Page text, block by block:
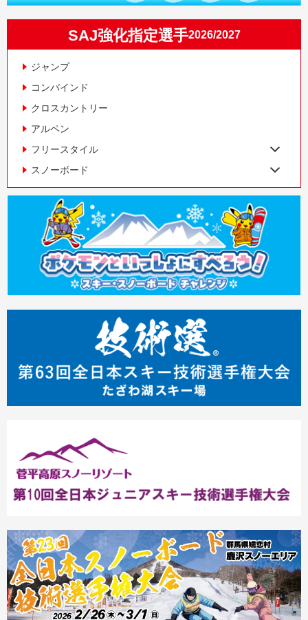
SAJ強化指定選手2026/2027
ジャンプ
コンバインド
クロスカントリー
アルペン
フリースタイル
スノーボード